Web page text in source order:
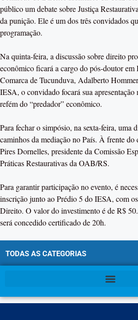
público um debate sobre Justiça
da punição. Ele é um dos três convidados
programação.
Na quinta-feira, a discussão sobre direito
econômico ficará a cargo do pós-doutor
Comarca de Tucunduva, Adalberto
IESA, o convidado focará sua
refém do “predador” econômico.
Para fechar o simpósio, na sexta-feira, uma
caminhos da mediação no País. À frente do
Pires Dornelles, presidente da Comissão
Práticas Restaurativas da OAB/RS.
Para garantir participação no evento, é
inscrição junto ao Prédio 5 do IESA, com
Direito. O valor do investimento é de R$
será concedido certificado de 20h.
TODAS AS CATEGORIAS